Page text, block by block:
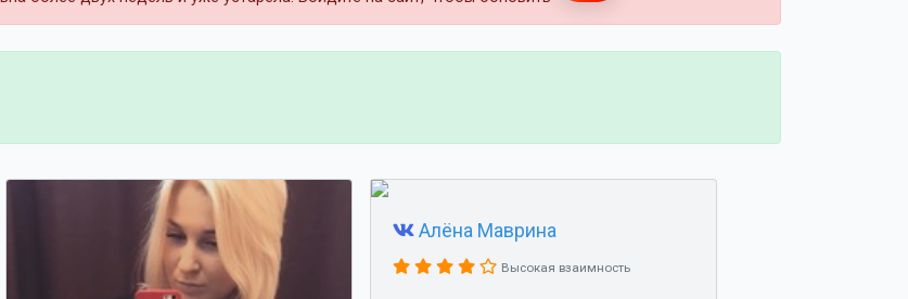
Алёна Маврина
Высокая взаимность